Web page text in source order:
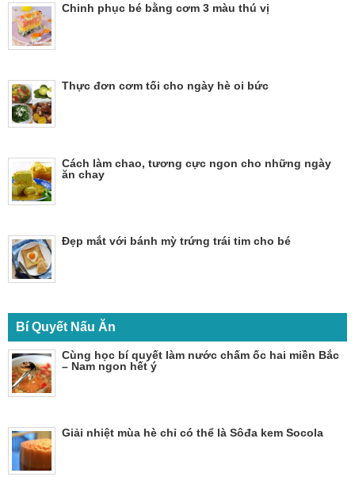
Chinh phục bé bằng cơm 3 màu thú vị
Thực đơn cơm tối cho ngày hè oi bức
Cách làm chao, tương cực ngon cho những ngày
ăn chay
Đẹp mắt với bánh mỳ trứng trái tim cho bé
Bí Quyết Nấu Ăn
Cùng học bí quyết làm nước chấm ốc hai miền Bắc
– Nam ngon hết ý
Giải nhiệt mùa hè chỉ có thể là Sôđa kem Socola